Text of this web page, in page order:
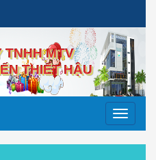
TNHH MTV
THIẾT HẬU
Toggle